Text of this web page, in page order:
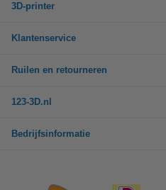
3D-printer
Klantenservice
Ruilen en retourneren
123-3D.nl
Bedrijfsinformatie